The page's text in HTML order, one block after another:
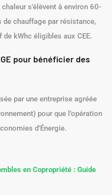
s’élèvent à environ 60-
chauffage par résistance,
kWhc éligibles aux CEE.
pour bénéficier des
par une entreprise agréée
pour que l’opération
d’Énergie.
en Copropriété : Guide